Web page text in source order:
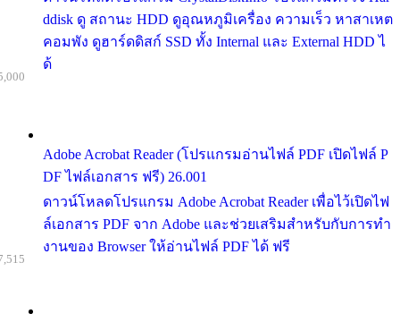
ddisk ดู สถานะ HDD ดูอุณหภูมิเครื่อง ความเร็ว หาสาเหต
คอมพัง ดูฮาร์ดดิสก์ SSD ทั้ง Internal และ External HDD ไ
ด้
Adobe Acrobat Reader (โปรแกรมอ่านไฟล์ PDF เปิดไฟล์ P
DF ไฟล์เอกสาร ฟรี) 26.001
ดาวน์โหลดโปรแกรม Adobe Acrobat Reader เพื่อไว้เปิดไฟ
ล์เอกสาร PDF จาก Adobe และช่วยเสริมสำหรับกับการทำ
งานของ Browser ให้อ่านไฟล์ PDF ได้ ฟรี